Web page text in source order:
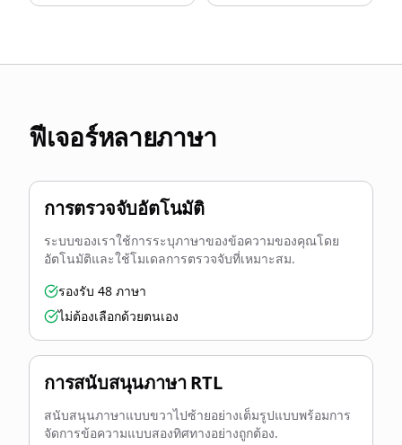
ฟีเจอร์หลายภาษา
การตรวจจับอัตโนมัติ
ระบบของเราใช้การระบุภาษาของข้อความของคุณโดย
อัตโนมัติและใช้โมเดลการตรวจจับที่เหมาะสม.
รองรับ 48 ภาษา
ไม่ต้องเลือกด้วยตนเอง
การสนับสนุนภาษา RTL
สนับสนุนภาษาแบบขวาไปซ้ายอย่างเต็มรูปแบบพร้อมการ
จัดการข้อความแบบสองทิศทางอย่างถูกต้อง.